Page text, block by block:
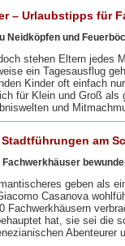
– Urlaubstipps für
Neidköpfen und
stehen Eltern jedes
ein Tagesausflug
Kinder oft einfach
für Klein und Groß als
und
am
Fachwerkhäuser
geben als
Casanova
Fachwerkhäusern
hat, sie sei die